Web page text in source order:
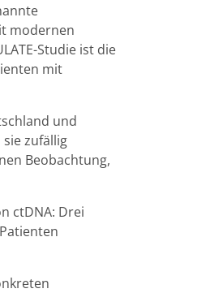
modernen
Studie ist die
mit
und
zufällig
Beobachtung,
ctDNA: Drei